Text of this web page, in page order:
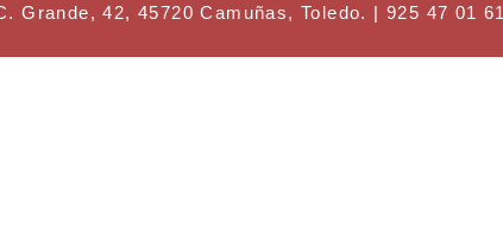
Grande, 42, 45720 Camuñas, Toledo. | 925 47 01 61